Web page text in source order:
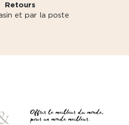
Retours
et par la poste